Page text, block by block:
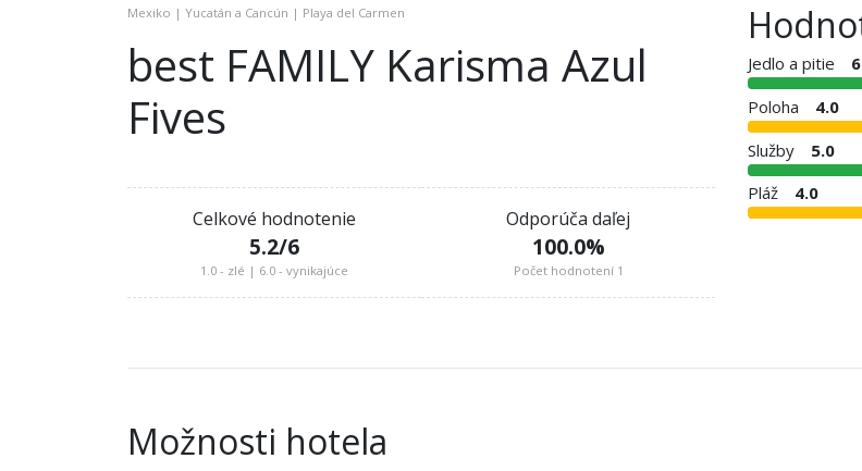
Mexiko | Yucatán a Cancún | Playa del Carmen
best FAMILY Karisma Azul
Fives
Celkové hodnotenie
5.2/6
1.0 - zlé | 6.0 - vynikajúce
Odporúča daľej
100.0%
Počet hodnotení 1
Jedlo a pitie
Poloha
4.0
Služby
5.0
Pláž
4.0
Možnosti hotela